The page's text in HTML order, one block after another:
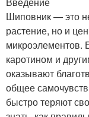
Шиповник — это
растение, но и
каротином и
оказывают
общее
быстро теряют